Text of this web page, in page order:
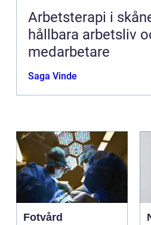
Arbetsterapi i skåne så
hållbara arbetsliv
medarbetare
Saga Vinde
Fotvård